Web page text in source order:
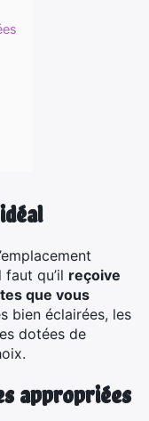
qu’il reçoive
que vous
bien éclairées, les
dotées de
appropriées